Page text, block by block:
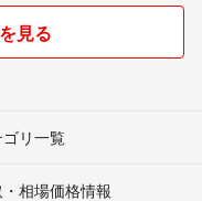
見る
リ一覧
相場価格情報